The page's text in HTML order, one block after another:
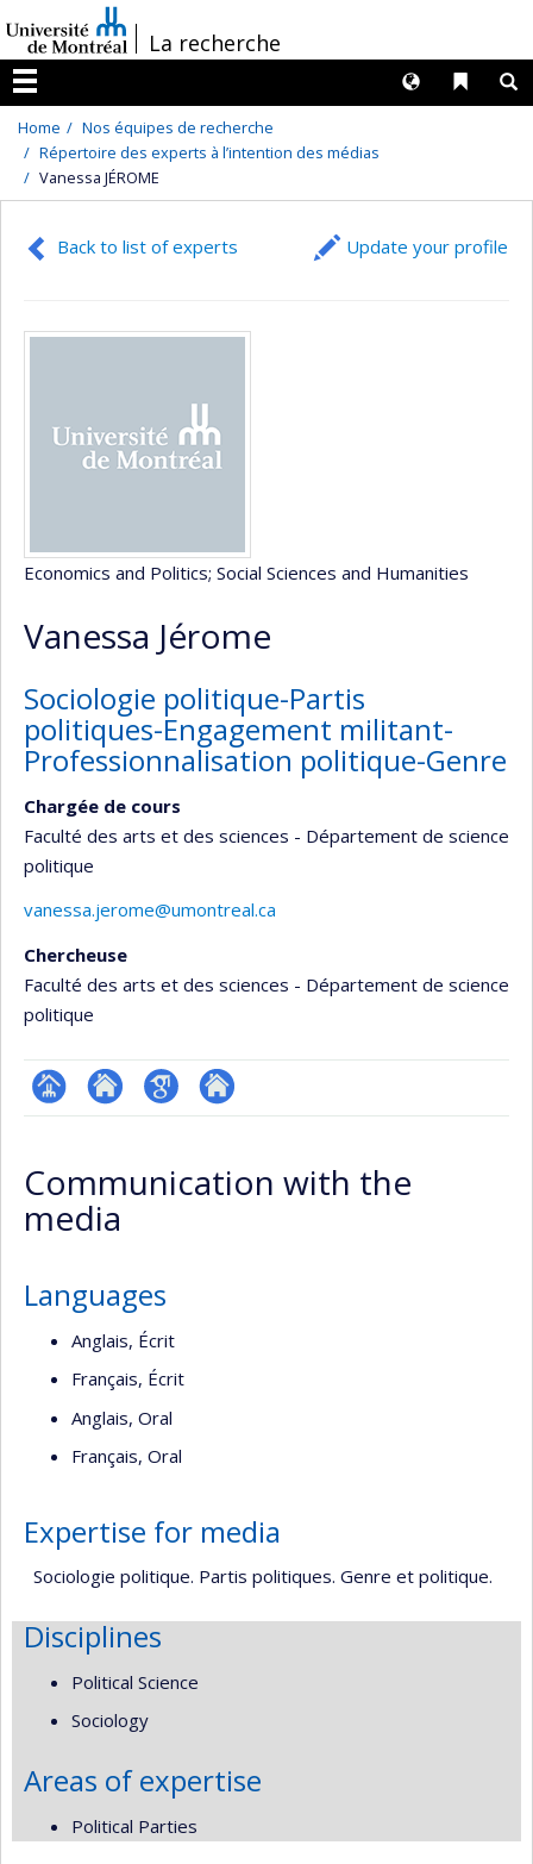
au
contenu
/La recherche
Menu
Liens
Langues
Home
Nos équipes de recherche
Répertoire des experts à l’intention des médias
Vanessa JÉROME
Back to list of experts Update your profile
Economics and Politics; Social Sciences and Humanities
Vanessa Jérome
Sociologie politique-Partis
politiques-Engagement militant-
Professionnalisation politique-Genre
Chargée de cours
Faculté des arts et des sciences - Département de science
politique
vanessa.jerome@umontreal.ca
Chercheuse
Faculté des arts et des sciences - Département de science
politique
Page
(faculté,département,école)
Site
de
l’unité
de
GoogleAutre
web
Communication with the
media
Languages
Anglais, Écrit
Français, Écrit
Anglais, Oral
Français, Oral
Expertise for media
Sociologie politique. Partis politiques. Genre et politique.
Disciplines
Political Science
Sociology
Areas of expertise
Political Parties